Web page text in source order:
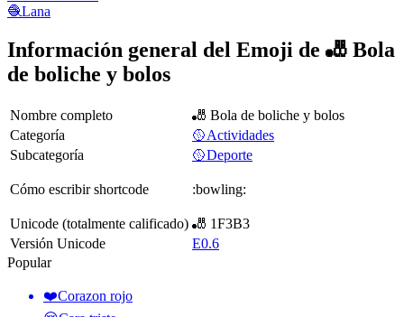
🧶Lana
Información general del Emoji de 🎳 Bola
de boliche y bolos
Nombre completo
🎳 Bola de boliche y bolos
Categoría
🥎Actividades
Subcategoría
🥎Deporte
Cómo escribir shortcode :bowling:
Unicode (totalmente calificado) 🎳 1F3B3
Versión Unicode
E0.6
Popular
❤️Corazon rojo